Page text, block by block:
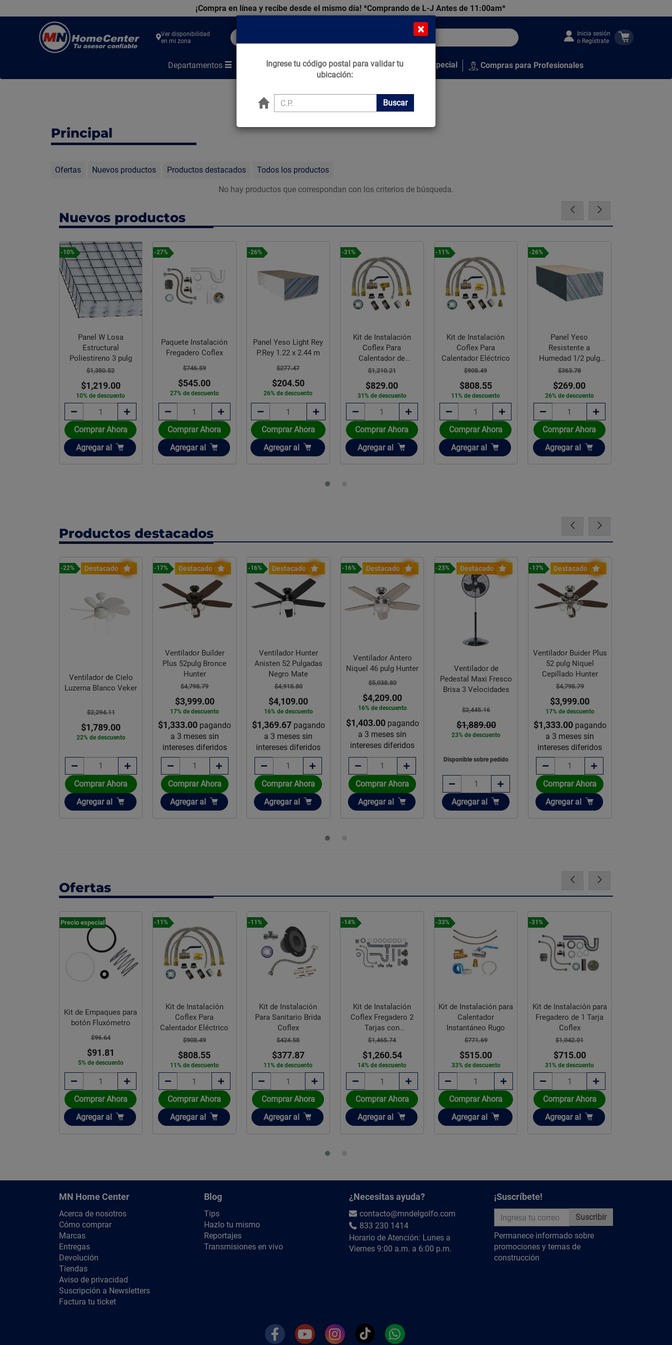
¡Compra en línea y recibe desde el mismo día! *Comprando de L-J Antes de 11:00am*
Center
Ver disponibilidad
en mi zona
Inicia sesión
o Regístrate
Departamentos Marcas Tips que Construyen Venta Especial Compras para Profesionales
Principal
Ofertas Nuevos productos Productos destacados Todos los productos
No hay productos que correspondan con los criterios de búsqueda.
Nuevos productos
-10%
Panel W Losa
Estructural
Poliestireno 3 pulg
$1,350.52
$1,219.00
10% de descuento
Comprar Ahora
Añadir
Agregar al
-27%
Paquete Instalación
Fregadero Coflex
$746.59
$545.00
27% de descuento
Comprar Ahora
Añadir
Agregar al
-26%
Panel Yeso Light Rey
P.Rey 1.22 x 2.44 m
$277.47
$204.50
26% de descuento
Comprar Ahora
Añadir
Agregar al
-31%
Kit de Instalación
Coflex Para
Calentador de
Depósito
$1,210.21
$829.00
31% de descuento
Comprar Ahora
Añadir
Agregar al
-11%
Kit de Instalación
Coflex Para
Calentador Eléctrico
$908.49
$808.55
11% de descuento
Comprar Ahora
Añadir
Agregar al
-26%
Panel Yeso
Resistente a
Humedad 1/2 pulg
1.22 x 2.44 m
$363.78
$269.00
26% de descuento
Comprar Ahora
Añadir
Agregar al
Productos destacados
Destacado
-22%
Ventilador de Cielo
Luzerna Blanco Veker
$2,294.11
$1,789.00
22% de descuento
Comprar Ahora
Añadir
Agregar al
Destacado
-17%
Ventilador Builder
Plus 52pulg Bronce
Hunter
$4,798.79
$3,999.00
17% de descuento
$1,333.00 pagando
a 3 meses sin
intereses diferidos
Comprar Ahora
Añadir
Agregar al
Destacado
-16%
Ventilador Hunter
Anisten 52 Pulgadas
Negro Mate
$4,918.80
$4,109.00
16% de descuento
$1,369.67pagando
a 3 meses sin
intereses diferidos
Comprar Ahora
Añadir
Agregar al
Destacado
-16%
Ventilador Antero
Niquel 46 pulg Hunter
$5,038.80
$4,209.00
16% de descuento
$1,403.00pagando
a 3 meses sin
intereses diferidos
Comprar Ahora
Añadir
Agregar al
Destacado
-23%
Ventilador de
Pedestal Maxi Fresco
Brisa 3 Velocidades
$2,445.16
$1,889.00
23% de descuento
Disponible sobre pedido
Añadir
Agregar al
Destacado
-17%
Ventilador Buider Plus
52 pulg Niquel
Cepillado Hunter
$4,798.79
$3,999.00
17% de descuento
$1,333.00pagando
a 3 meses sin
intereses diferidos
Comprar Ahora
Añadir
Agregar al
Ofertas
Precio especial
Kit de Empaques para
botón Fluxómetro
$96.64
$91.81
5% de descuento
Comprar Ahora
Añadir
Agregar al
-11%
Kit de Instalación
Coflex Para
Calentador Eléctrico
$908.49
$808.55
11% de descuento
Comprar Ahora
Añadir
Agregar al
-11%
Kit de Instalación
Para Sanitario Brida
Coflex
$424.58
$377.87
11% de descuento
Comprar Ahora
Añadir
Agregar al
-14%
Kit de Instalación
Coflex Fregadero 2
Tarjas con
Contracanasta
$1,465.74
$1,260.54
14% de descuento
Comprar Ahora
Añadir
Agregar al
-33%
Kit de Instalación para
Calentador
Instantáneo Rugo
$771.69
$515.00
33% de descuento
Comprar Ahora
Añadir
Agregar al
-31%
Kit de Instalación para
Fregadero de 1 Tarja
Coflex
$1,042.01
$715.00
31% de descuento
Comprar Ahora
Añadir
Agregar al
MN Home Center
Acerca de nosotros
Cómo comprar
Marcas
Entregas
Devolución
Tiendas
Aviso de privacidad
Suscripción a Newsletters
Factura tu ticket
Blog
Tips
Hazlo tu mismo
Reportajes
Transmisiones en vivo
¿Necesitas ayuda?
contacto@mndelgolfo.com
833 230 1414
Horario de Atención: Lunes a
Viernes 9:00 a.m. a 6:00 p.m.
¡Suscríbete!
Suscribir
Permanece informado sobre
promociones y temas de
construcción
×
Ingrese tu código postal para validar tu
ubicación:
Buscar